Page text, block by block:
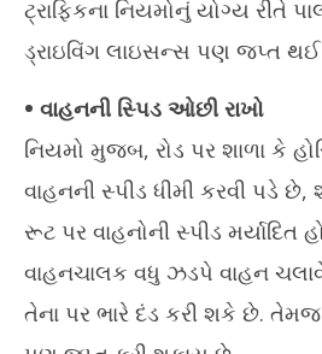
NOW
થશે
August
21,
2024
ટ્રાફિકના નિયમોનું યોગ્ય રીતે
ડ્રાઇવિંગ લાઇસન્સ પણ જપ્ત
• વાહનની સ્પિડ ઓછી રાખો
નિયમો મુજબ, રોડ પર શાળા કે
વાહનની સ્પીડ ધીમી કરવી પડે છે,
રૂટ પર વાહનોની સ્પીડ
વાહનચાલક વધુ ઝડપે વાહન ચલાવે
તેના પર ભારે દંડ કરી શકે છે.